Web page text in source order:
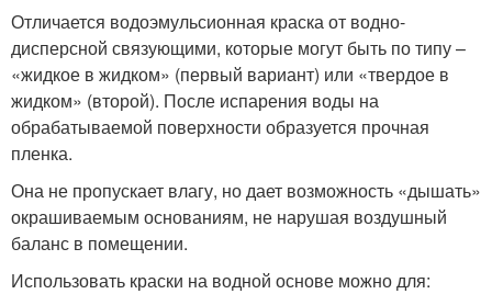
Отличается водоэмульсионная краска от водно-
дисперсной связующими, которые могут быть по типу –
«жидкое в жидком» (первый вариант) или «твердое в
жидком» (второй). После испарения воды на
обрабатываемой поверхности образуется прочная
пленка.
Она не пропускает влагу, но дает возможность «дышать»
окрашиваемым основаниям, не нарушая воздушный
баланс в помещении.
Использовать краски на водной основе можно для: